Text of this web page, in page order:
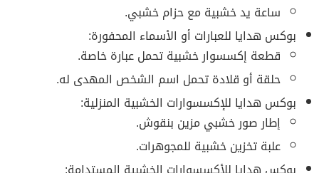
ساعة يد خشبية مع حزام خشبي.
بوكس هدايا للعبارات أو الأسماء المحفورة:
قطعة إكسسوار خشبية تحمل عبارة خاصة.
حلقة أو قلادة تحمل اسم الشخص المهدى له.
بوكس هدايا للإكسسوارات الخشبية المنزلية:
إطار صور خشبي مزين بنقوش.
علبة تخزين خشبية للمجوهرات.